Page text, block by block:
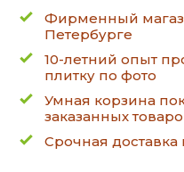
Фирменный
Петербурге
10-летний опыт
плитку по фото
Умная корзина
заказанных
Срочная